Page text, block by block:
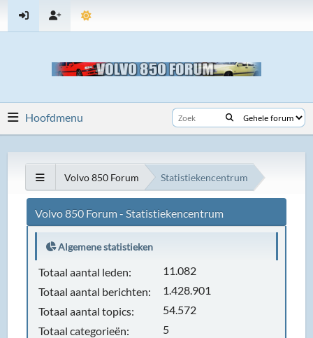
Hoofdmenu
Volvo 850 Forum Statistiekencentrum
Volvo 850 Forum - Statistiekencentrum
Algemene statistieken
Totaal aantal leden:
11.082
Totaal aantal berichten:
1.428.901
Totaal aantal topics:
54.572
Totaal categorieën:
5